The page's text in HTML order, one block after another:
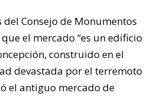
Consejo de Monumentos
el mercado “es un edificio
construido en el
devastada por el terremoto
el antiguo mercado de